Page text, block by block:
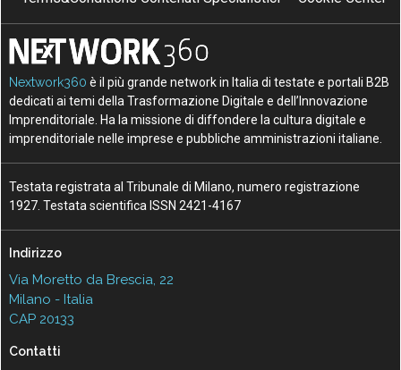
Nextwork360 è il più grande network in Italia di testate e portali B2B
dedicati ai temi della Trasformazione Digitale e dell’Innovazione
Imprenditoriale. Ha la missione di diffondere la cultura digitale e
imprenditoriale nelle imprese e pubbliche amministrazioni italiane.
Testata registrata al Tribunale di Milano, numero registrazione
1927. Testata scientifica ISSN 2421-4167
Indirizzo
Via Moretto da Brescia, 22
Milano - Italia
CAP 20133
Contatti